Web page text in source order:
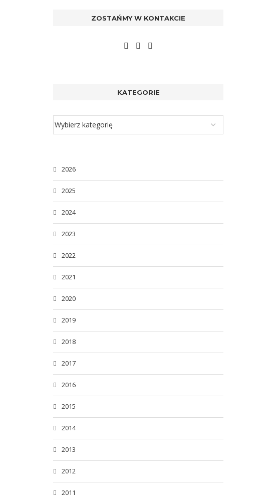
ZOSTAŃMY W KONTAKCIE
KATEGORIE
2026
2025
2024
2023
2022
2021
2020
2019
2018
2017
2016
2015
2014
2013
2012
2011